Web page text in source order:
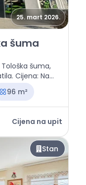
25. mart 2026.
Tološka šuma
šuma
šuma,
Cijena: Na
96 m²
Cijena na upit
Stan